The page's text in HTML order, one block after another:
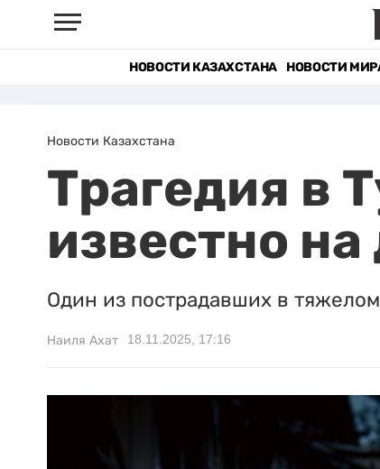
НОВОСТИ КАЗАХСТАНА НОВОСТИ
Новости Казахстана
Трагедия в
известно
Один из пострадавших в
Наиля Ахат 18.11.2025, 17:16